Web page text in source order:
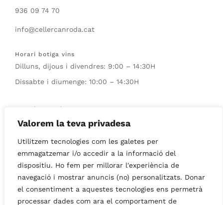
Valorem la teva privadesa
Utilitzem tecnologies com les galetes per
emmagatzemar i/o accedir a la informació del
dispositiu. Ho fem per millorar l'experiència de
navegació i mostrar anuncis (no) personalitzats. Donar
el consentiment a aquestes tecnologies ens permetrà
processar dades com ara el comportament de
936 09 74 70
info@cellercanroda.cat
Horari botiga vins
Dilluns, dijous i divendres: 9:00 – 14:30H
Dissabte i diumenge: 10:00 – 14:30H
Horari enoturisme
Qualsevol dia sota reserva previa
Horari del Wine bar
Dissabtes i diumenges: 12:00 – 14:00H